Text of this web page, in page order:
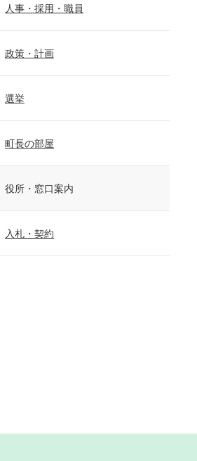
人事・採用・職員
政策・計画
選挙
町長の部屋
役所・窓口案内
入札・契約